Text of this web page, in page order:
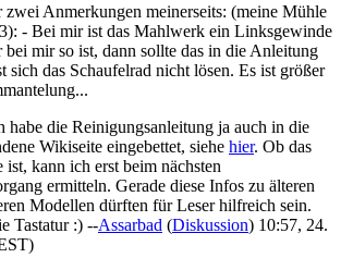
Anmerkungen meinerseits: (meine Mühle
- Bei mir ist das Mahlwerk ein Linksgewinde
bei mir so ist, dann sollte das in die Anleitung
sich das Schaufelrad nicht lösen. Es ist größer
habe die Reinigungsanleitung ja auch in die
Wikiseite eingebettet, siehe hier. Ob das
kann ich erst beim nächsten
ermitteln. Gerade diese Infos zu älteren
Modellen dürften für Leser hilfreich sein.
Tastatur :) --Assarbad (Diskussion) 10:57, 24.